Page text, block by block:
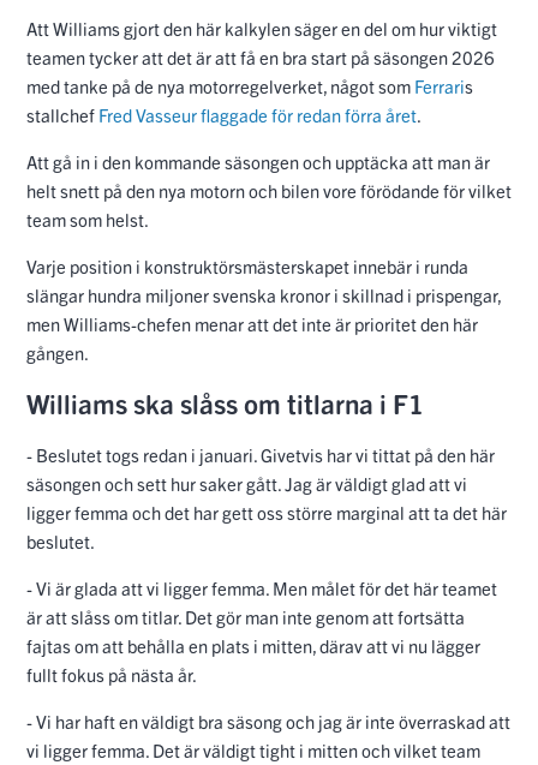
Att Williams gjort den här kalkylen säger en del om hur viktigt
teamen tycker att det är att få en bra start på säsongen 2026
med tanke på de nya motorregelverket, något som Ferraris
stallchef Fred Vasseur flaggade för redan förra året
Att gå in i den kommande säsongen och upptäcka att man är
helt snett på den nya motorn och bilen vore förödande för vilket
team som helst.
Varje position i konstruktörsmästerskapet innebär i runda
slängar hundra miljoner svenska kronor i skillnad i prispengar,
men Williams-chefen menar att det inte är prioritet den här
gången.
Williams ska slåss om titlarna i F1
- Beslutet togs redan i januari. Givetvis har vi tittat på den här
säsongen och sett hur saker gått. Jag är väldigt glad att vi
ligger femma och det har gett oss större marginal att ta det här
beslutet.
- Vi är glada att vi ligger femma. Men målet för det här teamet
är att slåss om titlar. Det gör man inte genom att fortsätta
fajtas om att behålla en plats i mitten, därav att vi nu lägger
fullt fokus på nästa år.
- Vi har haft en väldigt bra säsong och jag är inte överraskad att
vi ligger femma. Det är väldigt tight i mitten och vilket team